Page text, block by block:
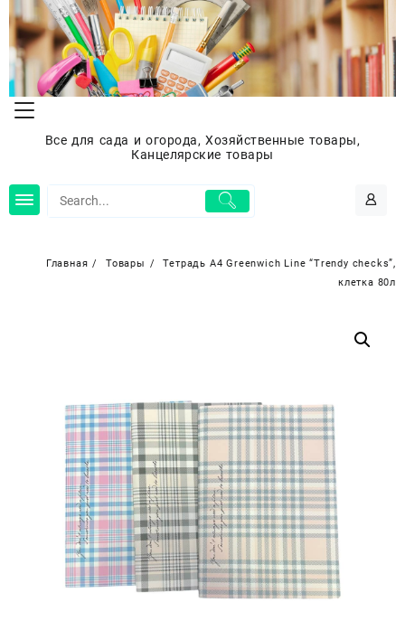
Перейти
содержимому
Все для сада и огорода, Хозяйственные товары,
Канцелярские товары
Главная Товары
Тетрадь А4 Greenwich Line “Trendy checks”,
клетка 80л